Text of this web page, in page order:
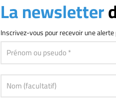
Share on Facebook
La newsletter
Inscrivez-vouspour recevoir une alerte